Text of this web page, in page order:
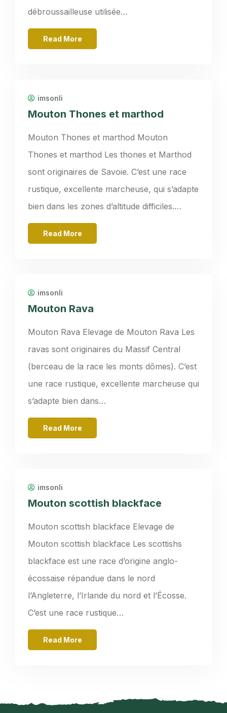
débroussailleuse utilisée…
Read More
imsonli
Mouton Thones et marthod
Mouton Thones et marthod Mouton
Thones et marthod Les thones et Marthod
sont originaires de Savoie. C’est une race
rustique, excellente marcheuse, qui s’adapte
bien dans les zones d’altitude difficiles.…
Read More
imsonli
Mouton Rava
Mouton Rava Elevage de Mouton Rava Les
ravas sont originaires du Massif Central
(berceau de la race les monts dômes). C’est
une race rustique, excellente marcheuse qui
s’adapte bien dans…
Read More
imsonli
Mouton scottish blackface
Mouton scottish blackface Elevage de
Mouton scottish blackface Les scottishs
blackface est une race d’origine anglo-
écossaise répandue dans le nord
l’Angleterre, l’Irlande du nord et l’Écosse.
C’est une race rustique…
Read More